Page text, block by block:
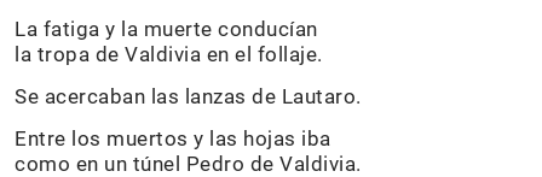
La fatiga y la muerte conducían
la tropa de Valdivia en el follaje.
Se acercaban las lanzas de Lautaro.
Entre los muertos y las hojas iba
como en un túnel Pedro de Valdivia.